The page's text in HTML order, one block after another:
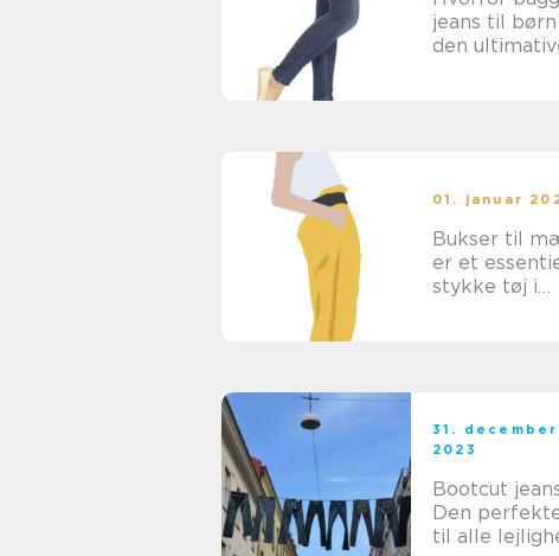
jeans til
den
01. januar
Bukser til
er et
stykke tøj i
31. december
2023
Bootcut
Den
til alle